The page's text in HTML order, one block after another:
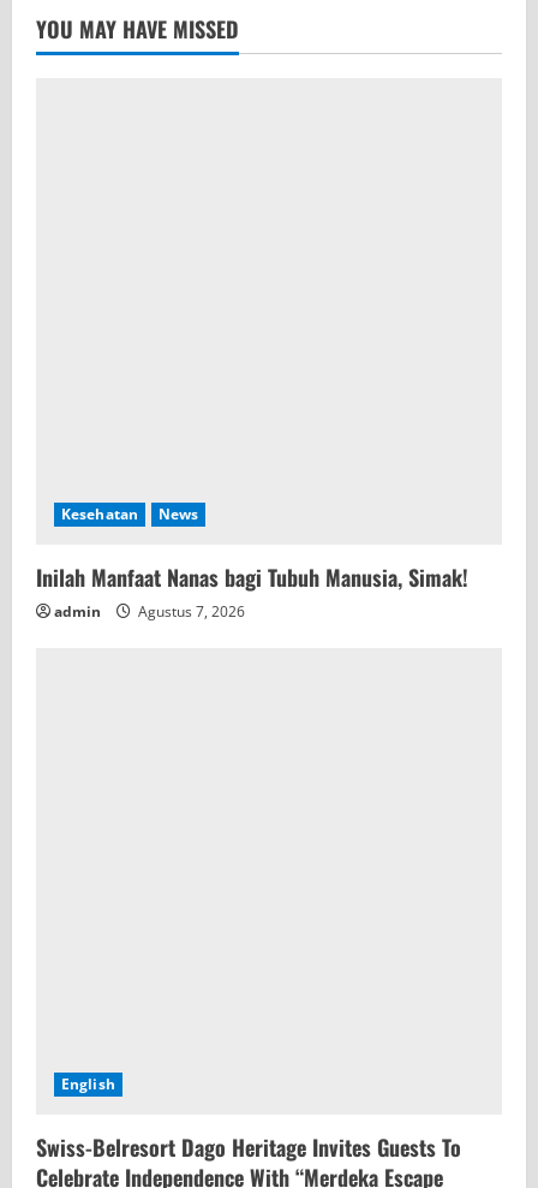
YOU MAY HAVE MISSED
Kesehatan News
Inilah Manfaat Nanas bagi Tubuh Manusia, Simak!
admin Agustus 7, 2026
English
Swiss-Belresort Dago Heritage Invites Guests To
Celebrate Independence With “Merdeka Escape